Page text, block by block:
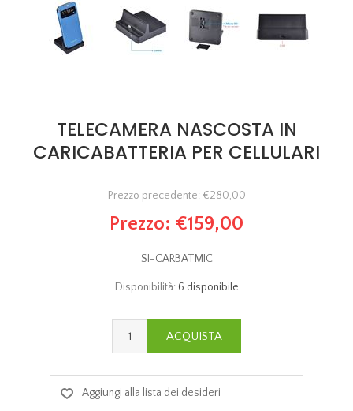
TELECAMERA NASCOSTA IN
CARICABATTERIA PER CELLULARI
Prezzo precedente:€280,00
Prezzo: €159,00
SI-CARBATMIC
Disponibilità: 6 disponibile